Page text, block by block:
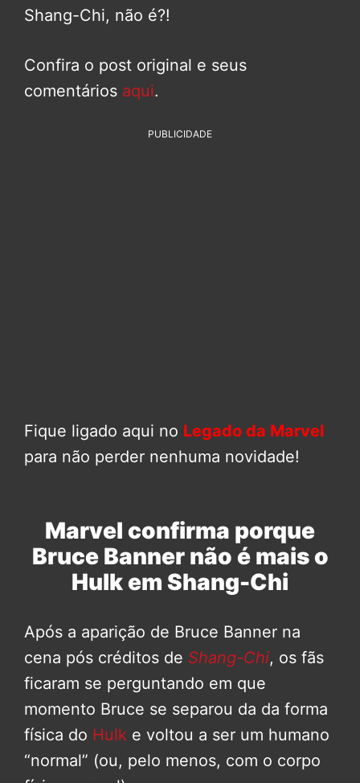
Shang-Chi, não é?!
Confira o post original e seus
comentários aqui.
PUBLICIDADE
Fique ligado aqui no Legado da Marvel
para não perder nenhuma novidade!
Marvel confirma porque
Bruce Banner não é mais o
Hulk em Shang-Chi
Após a aparição de Bruce Banner na
cena pós créditos de Shang-Chi, os fãs
ficaram se perguntando em que
momento Bruce se separou da da forma
física do Hulk e voltou a ser um humano
“normal” (ou, pelo menos, com o corpo